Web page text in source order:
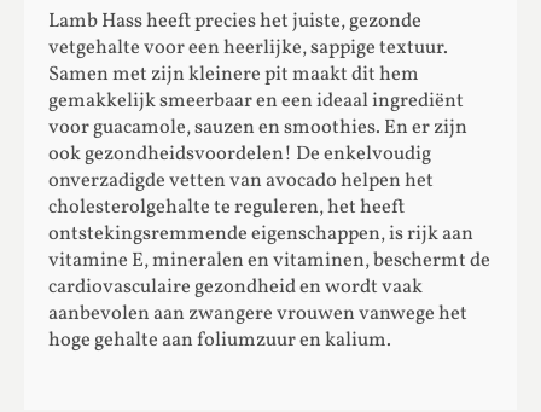
Lamb Hass heeft precies het juiste, gezonde
vetgehalte voor een heerlijke, sappige textuur.
Samen met zijn kleinere pit maakt dit hem
gemakkelijk smeerbaar en een ideaal ingrediënt
voor guacamole, sauzen en smoothies. En er zijn
ook gezondheidsvoordelen! De enkelvoudig
onverzadigde vetten van avocado helpen het
cholesterolgehalte te reguleren, het heeft
ontstekingsremmende eigenschappen, is rijk aan
vitamine E, mineralen en vitaminen, beschermt de
cardiovasculaire gezondheid en wordt vaak
aanbevolen aan zwangere vrouwen vanwege het
hoge gehalte aan foliumzuur en kalium.